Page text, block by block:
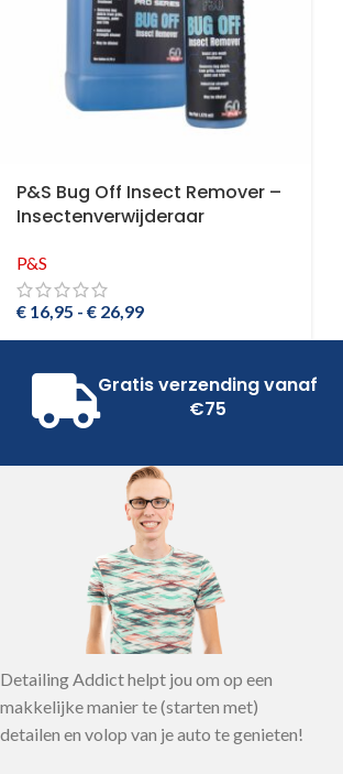
P&S Bug Off Insect Remover –
Insectenverwijderaar
P&S
€ 16,95 - € 26,99
Gratis verzending vanaf
€75
Detailing Addict helpt jou om op een
makkelijke manier te (starten met)
detailen en volop van je auto te genieten!